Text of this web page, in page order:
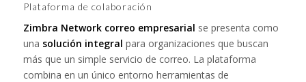
Plataforma de colaboración
Zimbra Network correo empresarial se presenta como
una solución integral para organizaciones que buscan
más que un simple servicio de correo. La plataforma
combina en un único entorno herramientas de